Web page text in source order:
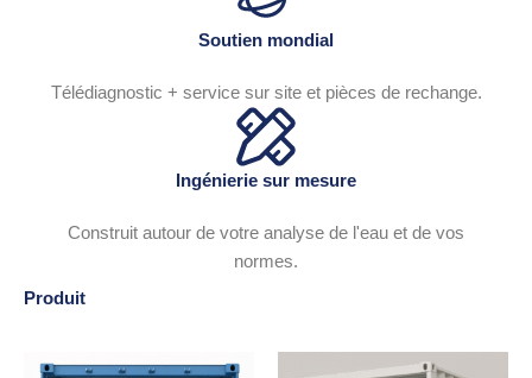
Soutien mondial
Télédiagnostic + service sur site et pièces de rechange.
Ingénierie sur mesure
Construit autour de votre analyse de l'eau et de vos
normes.
Produit